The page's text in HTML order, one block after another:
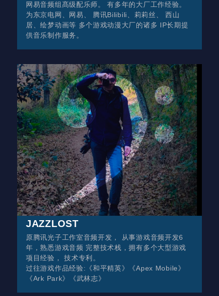
网易音频组髙级配乐师。 有多年的大厂工作经验。
为东京电网、网易、 腾讯Bilibili、莉莉丝、 西山
居、绘梦动画等 多个游戏动漫大厂的诸多 IP长期提
供音乐制作服务。
JAZZLOST
原腾讯光子工作室音频开发， 从事游戏音频开发6
年，熟悉游戏音频 完整技术栈，拥有多个大型游戏
项目经验， 技术专利。
过往游戏作品经验:《和平精英》《Apex Mobile》
《Ark Park》《武林志》